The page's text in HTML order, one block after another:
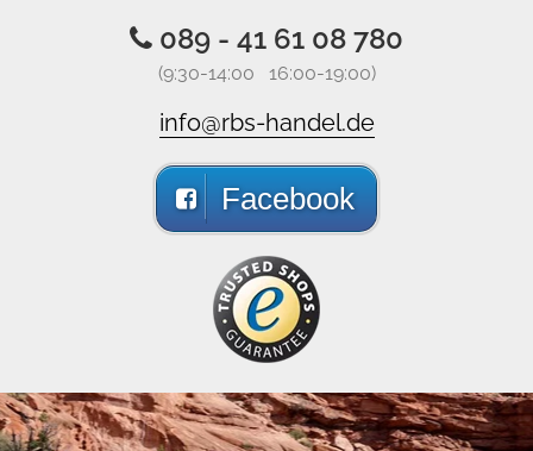
089 - 41 61 08 780
(9:30-14:00 16:00-19:00)
info@rbs-handel.de
Facebook